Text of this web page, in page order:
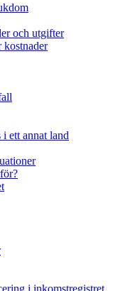
och utgifter
kostnader
i ett annat land
i inkomstregistret